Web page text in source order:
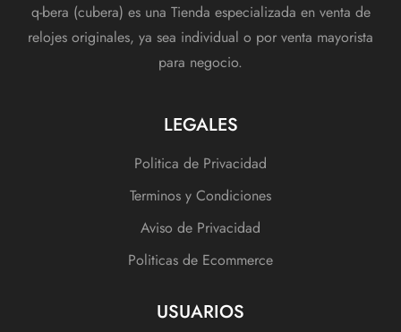
q-bera (cubera) es una Tienda especializada en venta de
relojes originales, ya sea individual o por venta mayorista
para negocio.
LEGALES
Politica de Privacidad
Terminos y Condiciones
Aviso de Privacidad
Politicas de Ecommerce
USUARIOS